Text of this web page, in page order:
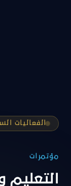
الفعاليات
مؤتمرات
التعليم